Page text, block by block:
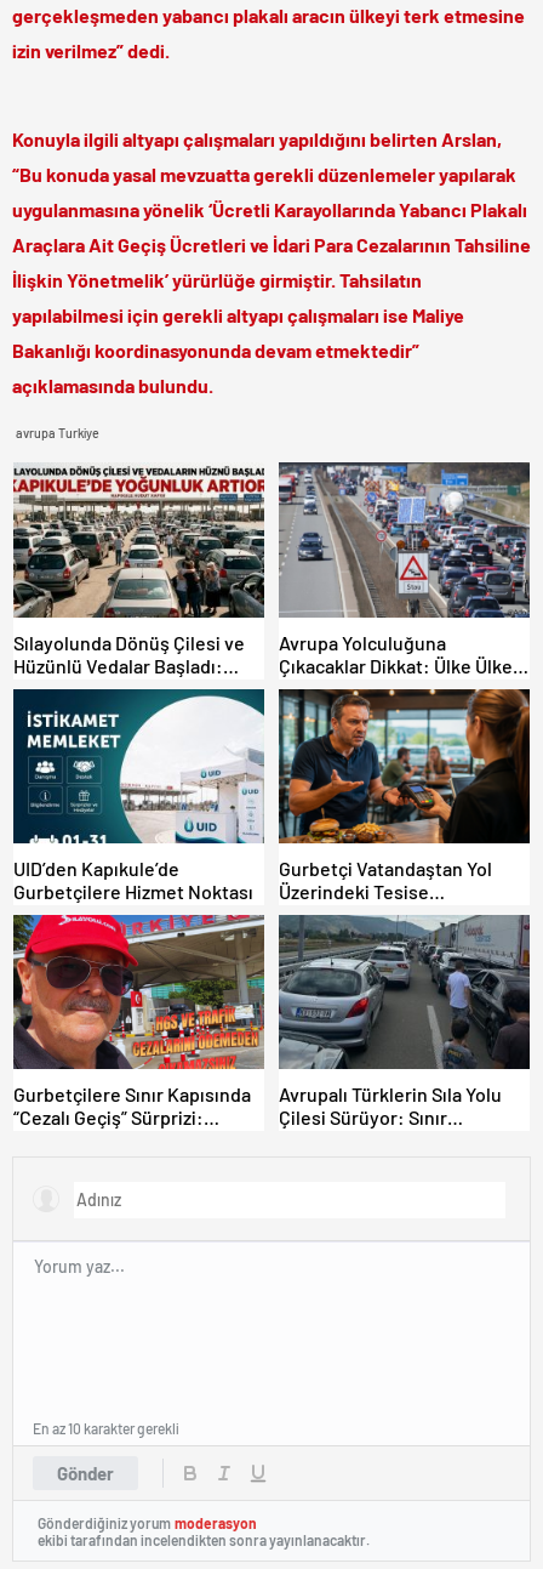
gerçekleşmeden yabancı plakalı aracın ülkeyi terk etmesine
izin verilmez” dedi.
Konuyla ilgili altyapı çalışmaları yapıldığını belirten Arslan,
“Bu konuda yasal mevzuatta gerekli düzenlemeler yapılarak
uygulanmasına yönelik ‘Ücretli Karayollarında Yabancı Plakalı
Araçlara Ait Geçiş Ücretleri ve İdari Para Cezalarının Tahsiline
İlişkin Yönetmelik’ yürürlüğe girmiştir. Tahsilatın
yapılabilmesi için gerekli altyapı çalışmaları ise Maliye
Bakanlığı koordinasyonunda devam etmektedir”
açıklamasında bulundu.
avrupa Turkiye
Sılayolunda Dönüş Çilesi ve
Hüzünlü Vedalar Başladı:
Kapıkule’de Yoğunluk Artıyor!
Avrupa Yolculuğuna
Çıkacaklar Dikkat: Ülke Ülke
Güncel Trafik Kuralları,
Avrupa Otoyol Hız Limitleri
UID’den Kapıkule’de
Gurbetçilere Hizmet Noktası
Gurbetçi Vatandaştan Yol
Üzerindeki Tesise
Dolandırıcılık İddiası:
“Hesabınızı Mutlaka Kontrol
Edin”
Gurbetçilere Sınır Kapısında
“Cezalı Geçiş” Sürprizi:
Avrupalı Türklerin Sıla Yolu
Çilesi Sürüyor: Sınır
Gönder
En az 10 karakter gerekli
Gönderdiğiniz yorum moderasyon
ekibi tarafından incelendikten sonra yayınlanacaktır.